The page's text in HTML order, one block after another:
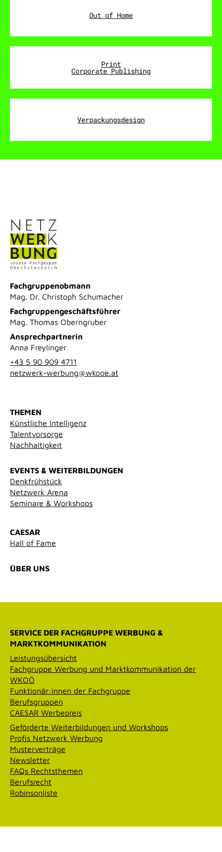
Out of Home
Print
Corporate Publishing
Verpackungsdesign
Fachgruppenobmann
Mag. Dr. Christoph Schumacher
Fachgruppengeschäftsführer
Mag. Thomas Oberngruber
Ansprechpartnerin
Anna Freylinger
+43 5 90 909 4711
netzwerk-werbung@wkooe.at
THEMEN
Künstliche Intelligenz
Talentvorsorge
Nachhaltigkeit
EVENTS & WEITERBILDUNGEN
Denkfrühstück
Netzwerk Arena
Seminare & Workshops
CAESAR
Hall of Fame
ÜBER UNS
SERVICE DER FACHGRUPPE WERBUNG &
MARKTKOMMUNIKATION
Leistungsübersicht
Fachgruppe Werbung und Marktkommunikation der
WKOÖ
Funktionär:innen der Fachgruppe
Berufsgruppen
CAESAR Werbepreis
Geförderte Weiterbildungen und Workshops
Profis Netzwerk Werbung
Musterverträge
Newsletter
FAQs Rechtsthemen
Berufsrecht
Robinsonliste